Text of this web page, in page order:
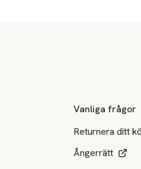
Vanliga frågor
Returnera ditt
Ångerrätt